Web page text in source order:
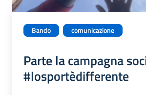
Bando comunicazione
Parte la campagna
#losportèdifferente